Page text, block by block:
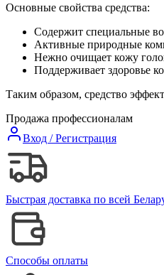
Основные свойства средства:
Содержит специальные
Активные природные
Нежно очищает кожу
Поддерживает здоровье
Таким образом, средство
Продажа профессионалам
Вход / Регистрация
Быстрая доставка по всей
Способы оплаты